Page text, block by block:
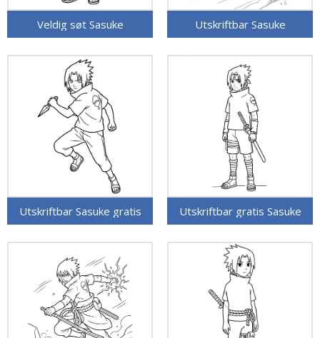
Veldig søt Sasuke Utskriftbar Sasuke
Utskriftbar Sasuke gratis Utskriftbar gratis Sasuke